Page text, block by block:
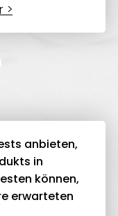
>
anbieten,
in
können,
erwarteten